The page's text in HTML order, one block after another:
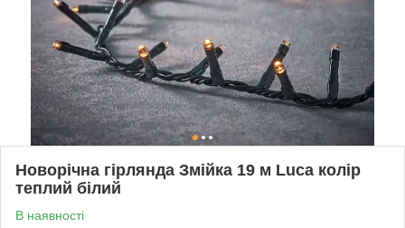
Новорічна гірлянда Змійка 19 м Luca колір
теплий білий
В наявності